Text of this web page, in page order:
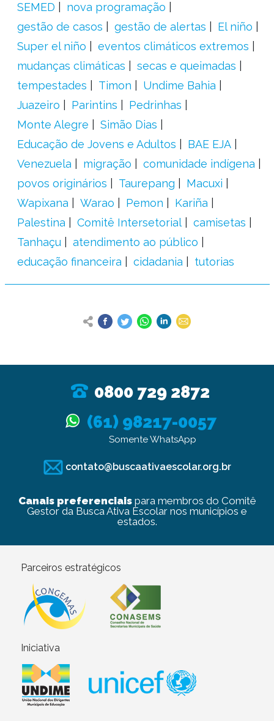
SEMED
nova programação
gestão de casos
gestão de alertas
El niño
Super el niño
eventos climáticos extremos
mudanças climáticas
secas e queimadas
tempestades
Timon
Undime Bahia
Juazeiro
Parintins
Pedrinhas
Monte Alegre
Simão Dias
Educação de Jovens e Adultos
BAE EJA
Venezuela
migração
comunidade indígena
povos originários
Taurepang
Macuxi
Wapixana
Warao Pemon
Kariña
Palestina
Comitê Intersetorial
camisetas
Tanhaçu
atendimento ao público
educação financeira
cidadania tutorias
0800 729 2872
(61) 98217-0057
Somente WhatsApp
contato@buscaativaescolar.org.br
Canais preferenciaispara membros do Comitê
Gestor da Busca Ativa Escolar nos municípios e
estados.
Parceiros estratégicos
Iniciativa